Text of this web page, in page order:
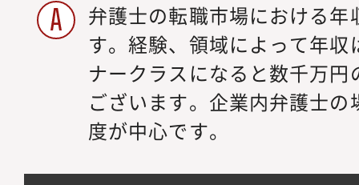
弁護士の転職市場における
す。経験、領域によって年
ナークラスになると数千万
ございます。企業内弁護士
度が中心です。